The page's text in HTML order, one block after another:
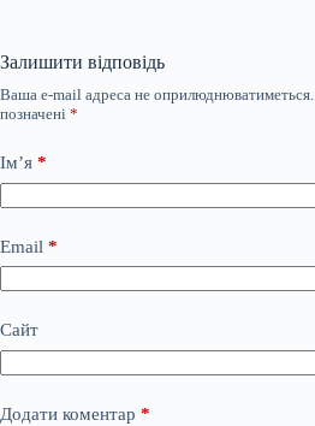
Залишити відповідь
Ваша e-mail адреса не оприлюднюватиметься.
позначені *
Ім’я *
Email *
Сайт
Додати коментар *